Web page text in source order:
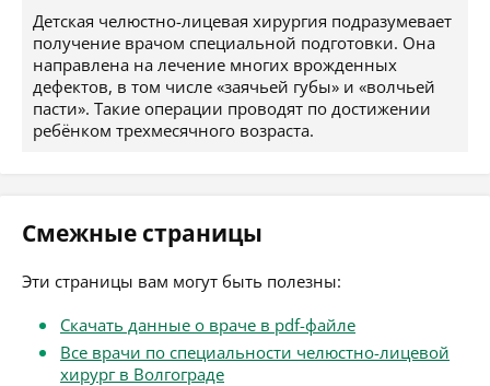
Детская челюстно-лицевая хирургия подразумевает
получение врачом специальной подготовки. Она
направлена на лечение многих врожденных
дефектов, в том числе «заячьей губы» и «волчьей
пасти». Такие операции проводят по достижении
ребёнком трехмесячного возраста.
Смежные страницы
Эти страницы вам могут быть полезны:
Скачать данные о враче в pdf-файле
Все врачи по специальности челюстно-лицевой
хирург в Волгограде